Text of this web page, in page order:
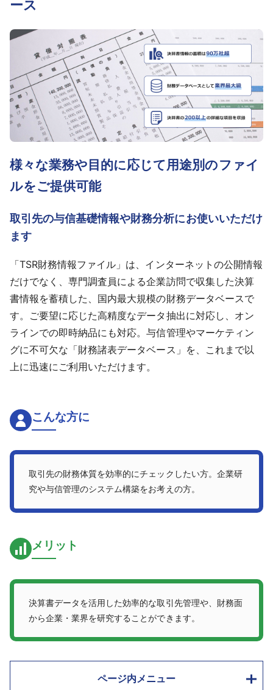
ース
様々な業務や目的に応じて用途別のファイ
ルをご提供可能
取引先の与信基礎情報や財務分析にお使いいただけ
ます
「TSR財務情報ファイル」は、インターネットの公開情報
だけでなく、専門調査員による企業訪問で収集した決算
書情報を蓄積した、国内最大規模の財務データベースで
す。ご要望に応じた高精度なデータ抽出に対応し、オン
ラインでの即時納品にも対応。与信管理やマーケティン
グに不可欠な「財務諸表データベース」を、これまで以
上に迅速にご利用いただけます。
こんな方に
取引先の財務体質を効率的にチェックしたい方。企業研
究や与信管理のシステム構築をお考えの方。
メリット
決算書データを活用した効率的な取引先管理や、財務面
から企業・業界を研究することができます。
ページ内メニュー